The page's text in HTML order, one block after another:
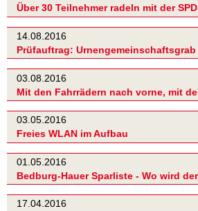
Über 30 Teilnehmer radeln mit der
14.08.2016
Prüfauftrag:
03.08.2016
Mit den Fahrrädern nach vorne, mit
03.05.2016
Freies WLAN im Aufbau
01.05.2016
Bedburg-Hauer Sparliste - Wo wird
17.04.2016